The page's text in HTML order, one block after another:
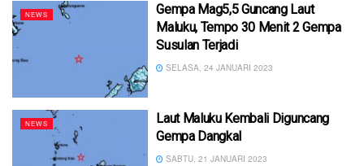
NEWS
Gempa Mag5,5 Guncang Laut
Maluku, Tempo 30 Menit 2 Gempa
Susulan Terjadi
SELASA, 24 JANUARI 2023
NEWS
Laut Maluku Kembali Diguncang
Gempa Dangkal
SABTU, 21 JANUARI 2023